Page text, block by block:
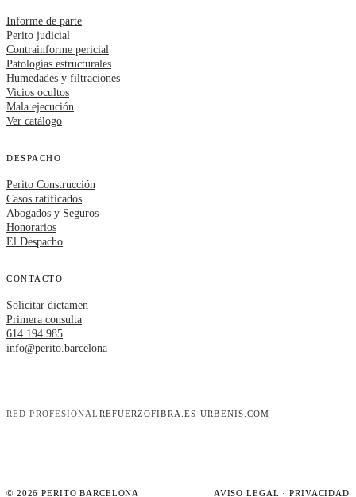
Informe de parte
Perito judicial
Contrainforme pericial
Patologías estructurales
Humedades y filtraciones
Vicios ocultos
Mala ejecución
Ver catálogo
DESPACHO
Perito Construcción
Casos ratificados
Abogados y Seguros
Honorarios
El Despacho
CONTACTO
Solicitar dictamen
Primera consulta
614 194 985
info@perito.barcelona
RED PROFESIONAL REFUERZOFIBRA.ES·URBENIS.COM
© 2026 PERITO BARCELONA AVISO LEGAL ·PRIVACIDAD